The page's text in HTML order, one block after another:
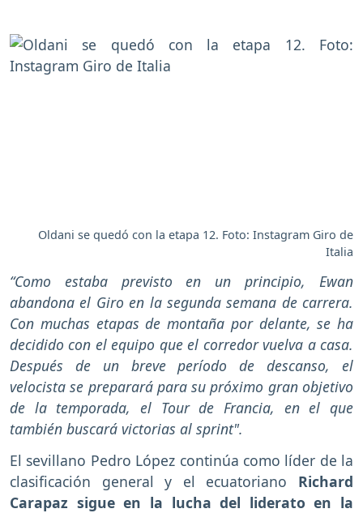
Oldani se quedó con la etapa 12. Foto: Instagram Giro de
Italia
“Como estaba previsto en un principio, Ewan
abandona el Giro en la segunda semana de carrera.
Con muchas etapas de montaña por delante, se ha
decidido con el equipo que el corredor vuelva a casa.
Después de un breve período de descanso, el
velocista se preparará para su próximo gran objetivo
de la temporada, el Tour de Francia, en el que
también buscará victorias al sprint".
El sevillano Pedro López continúa como líder de la
clasificación general y el ecuatoriano Richard
Carapaz sigue en la lucha del liderato en la